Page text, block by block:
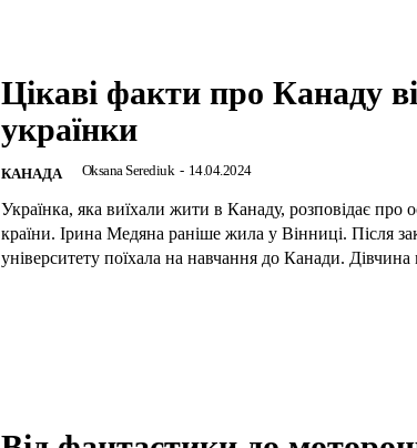
Цікаві факти про Канаду
українки
КАНАДА Oksana Serediuk - 14.04.2024
Українка, яка виїхали жити в Канаду, розповідає про
країни. Ірина Медяна раніше жила у Вінниці. Після
університету поїхала на навчання до Канади.